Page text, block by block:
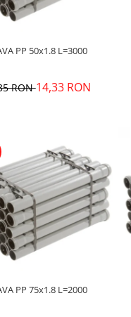
TEAVA PP 50x1.8 L=3000
RON14,33 RON
TEAVA PP 75x1.8 L=2000